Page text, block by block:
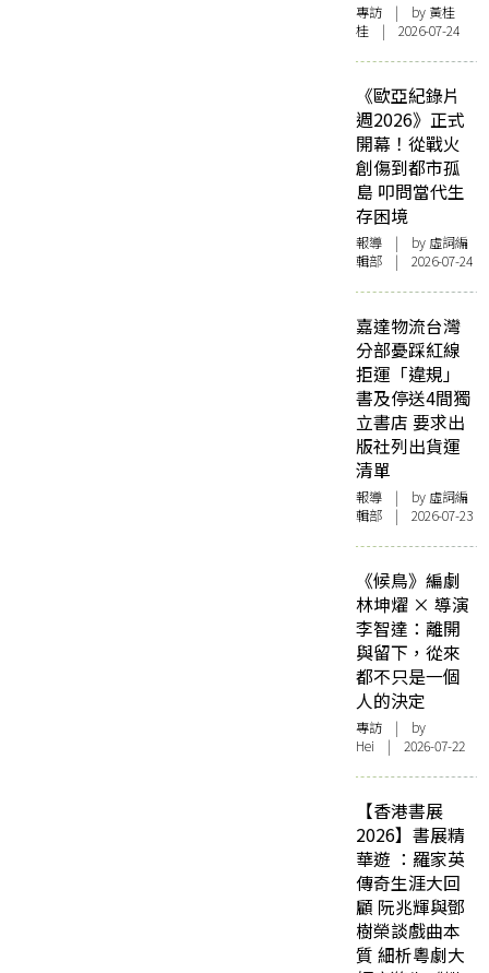
專訪 | by 黃桂
桂 | 2026-07-24
《歐亞紀錄片
週2026》正式
開幕！從戰火
創傷到都市孤
島 叩問當代生
存困境
報導 | by 虛詞編
輯部 | 2026-07-24
嘉達物流台灣
分部憂踩紅線
拒運「違規」
書及停送4間獨
立書店 要求出
版社列出貨運
清單
報導 | by 虛詞編
輯部 | 2026-07-23
《候鳥》編劇
林坤燿 × 導演
李智達：離開
與留下，從來
都不只是一個
人的決定
專訪 | by
Hei | 2026-07-22
【香港書展
2026】書展精
華遊 ：羅家英
傳奇生涯大回
顧 阮兆輝與鄧
樹榮談戲曲本
質 細析粵劇大